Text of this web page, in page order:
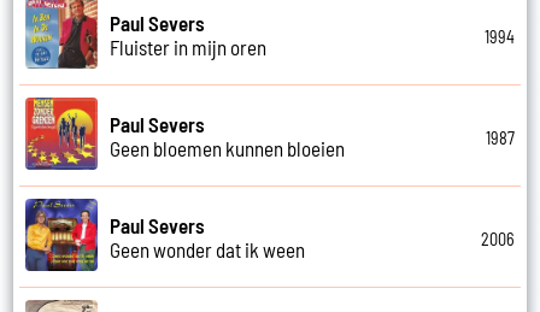
Paul Severs
Fluister in mijn oren
1994
Paul Severs
Geen bloemen kunnen bloeien
1987
Paul Severs
Geen wonder dat ik ween
2006